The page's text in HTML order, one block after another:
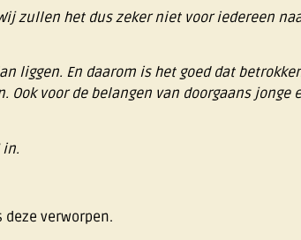
zullen het dus zeker niet voor iedereen
liggen. En daarom is het goed dat
voor de belangen van doorgaans jonge
in.
deze verworpen.